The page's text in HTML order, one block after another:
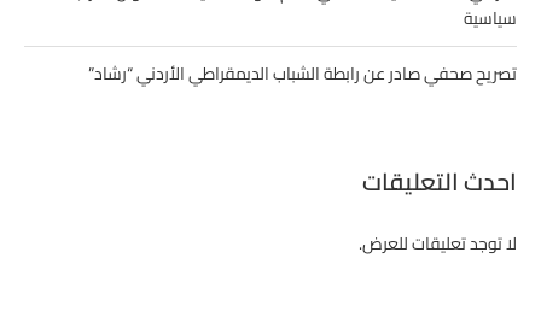
سياسية
تصريح صحفي صادر عن رابطة الشباب الديمقراطي الأردني “رشاد”
احدث التعليقات
لا توجد تعليقات للعرض.